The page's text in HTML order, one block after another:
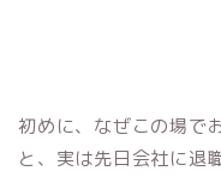
初めに、なぜこの場で
と、実は先日会社に退